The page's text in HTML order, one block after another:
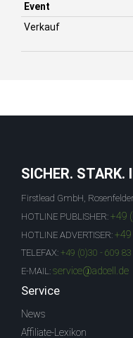
Event
Verkauf
SICHER. STARK.
Firstlead GmbH,
HOTLINE PUBLISHER: +49
HOTLINE ADVERTISER: +49
TELEFAX: +49 (0)30 - 609
E-MAIL: service@adcell.de
Service
News
Affiliate-Lexikon